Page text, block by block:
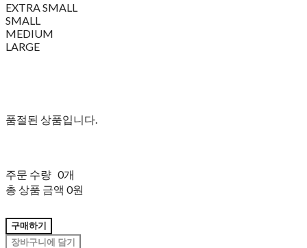
EXTRA SMALL
SMALL
MEDIUM
LARGE
품절된 상품입니다.
주문 수량 0개
총 상품 금액 0원
구매하기
장바구니에 담기